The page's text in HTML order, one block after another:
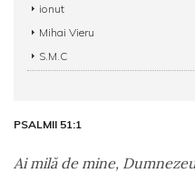
ionut
Mihai Vieru
S.M.C
PSALMII 51:1
Ai milă de mine,